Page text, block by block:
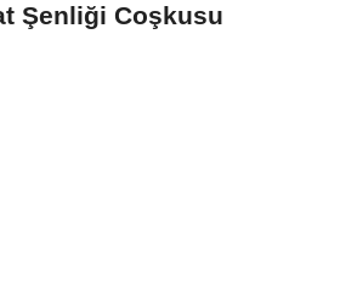
Şenliği Coşkusu